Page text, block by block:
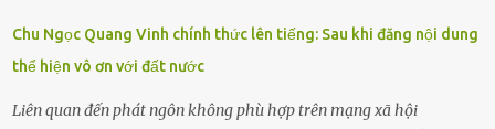
để được giúp đỡ thì có thể sẽ bỏ lỡ cơ hội và gặp nguy hiểm. Trẻ con
có biết gì đâu Nhiều người cứ coi trẻ còn nhỏ nên dù có phạm sai
lầm, thì họ cũng không trách mắng. Nhưng nếu người lớn tuổi
không dạy con cẩn...
Chu Ngọc Quang Vinh chính thức lên tiếng: Sau khi đăng nội dung
thể hiện vô ơn với đất nước
Liên quan đến phát ngôn không phù hợp trên mạng xã hội